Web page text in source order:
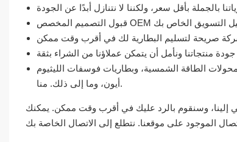
الطاقة الشمسية، وبطاريات فوسفات الليثيوم
أيون، وما إلى ذلك. منا.
إلينا، وسنقوم بالرد عليك في أقرب وقت ممكن. يمكنك